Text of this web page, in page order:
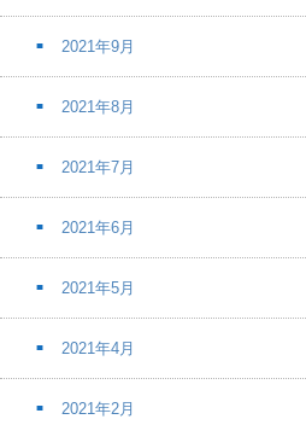
2021年9月
2021年8月
2021年7月
2021年6月
2021年5月
2021年4月
2021年2月